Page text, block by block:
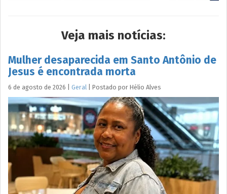
Veja mais notícias:
Mulher desaparecida em Santo Antônio de
Jesus é encontrada morta
6 de agosto de 2026 Geral Postado por Hélio Alves